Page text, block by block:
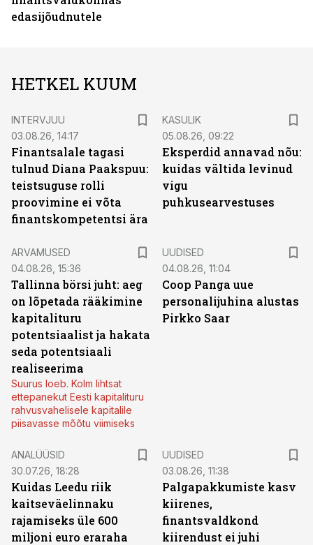
edasijõudnutele
HETKEL KUUM
INTERVJUU
03.08.26, 14:17
Finantsalale tagasi
tulnud Diana Paakspuu:
teistsuguse rolli
proovimine ei võta
finantskompetentsi ära
KASULIK
05.08.26, 09:22
Eksperdid annavad nõu:
kuidas vältida levinud
vigu
puhkusearvestuses
ARVAMUSED
04.08.26, 15:36
Tallinna börsi juht: aeg
on lõpetada rääkimine
kapitalituru
potentsiaalist ja hakata
seda potentsiaali
realiseerima
Suurus loeb. Kolm lihtsat
ettepanekut Eesti kapitalituru
rahvusvahelisele kapitalile
piisavasse mõõtu viimiseks
UUDISED
04.08.26, 11:04
Coop Panga uue
personalijuhina alustas
Pirkko Saar
ANALÜÜSID
30.07.26, 18:28
Kuidas Leedu riik
kaitseväelinnaku
rajamiseks üle 600
miljoni euro eraraha
UUDISED
03.08.26, 11:38
Palgapakkumiste kasv
kiirenes,
finantsvaldkond
kiirendust ei juhi